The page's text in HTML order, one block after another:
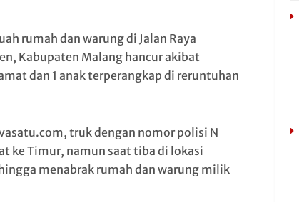
rumah dan warung di Jalan Raya
Kabupaten Malang hancur akibat
dan 1 anak terperangkap di reruntuhan
truk dengan nomor polisi N
ke Timur, namun saat tiba di lokasi
menabrak rumah dan warung milik